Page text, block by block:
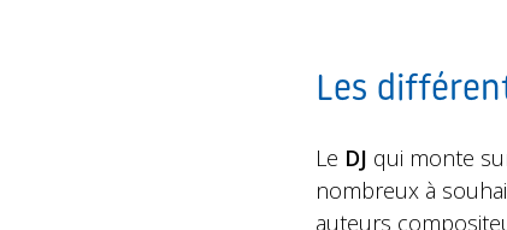
Les
Le DJ qui monte
nombreux à
auteurs